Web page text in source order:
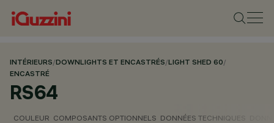
INTÉRIEURS/DOWNLIGHTS ET ENCASTRÉS/LIGHT SHED 60/
ENCASTRÉ
RS64
COULEUR COMPOSANTS OPTIONNELS DONNÉES TECHNIQUES